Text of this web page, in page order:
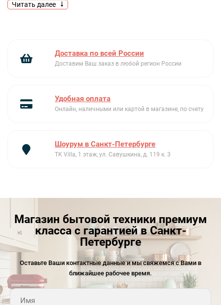
Ключевые преимущества:
Читать далее
Доставка по всей России
Доставим Ваш заказ в любой регион России
Удобная оплата
Онлайн, наличными или картой в магазине, по счету
Шоурум в Санкт-Петербурге
ТК Villa, 1 этаж, ул. Савушкина, д. 119 к. 3
Магазин бытовой техники премиум
класса с гарантией в Санкт-
Петербурге
Оставьте Ваши контактные данные и мы свяжемся с Вами в
ближайшее рабочее время.